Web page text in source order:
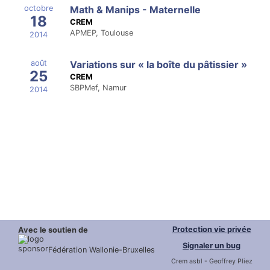
octobre
18
2014
Math & Manips - Maternelle
CREM
APMEP, Toulouse
août
25
2014
Variations sur « la boîte du pâtissier »
CREM
SBPMef, Namur
Avec le soutien de
Fédération Wallonie-Bruxelles
Protection vie privée
Signaler un bug
Crem asbl - Geoffrey Pliez